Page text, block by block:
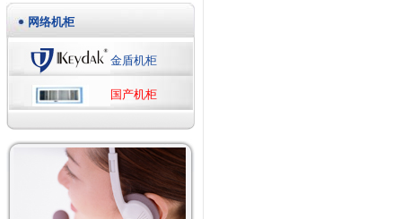
网络机柜
金盾机柜
国产机柜